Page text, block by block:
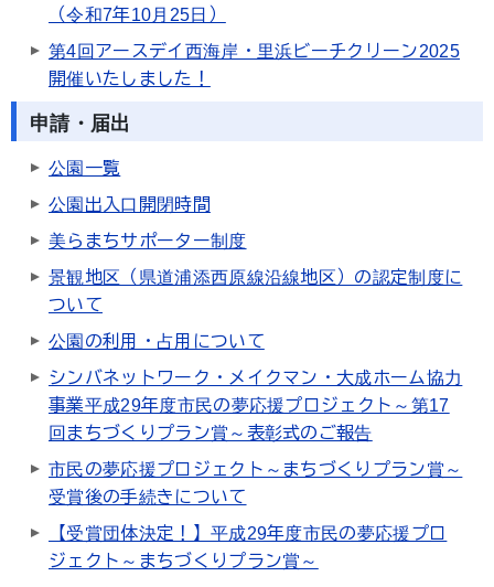
（令和7年10月25日）
第4回アースデイ西海岸・里浜ビーチクリーン2025
開催いたしました！
申請・届出
公園一覧
公園出入口開閉時間
美らまちサポーター制度
景観地区（県道浦添西原線沿線地区）の認定制度に
ついて
公園の利用・占用について
シンバネットワーク・メイクマン・大成ホーム協力
事業平成29年度市民の夢応援プロジェクト～第17
回まちづくりプラン賞～表彰式のご報告
市民の夢応援プロジェクト～まちづくりプラン賞～
受賞後の手続きについて
【受賞団体決定！】平成29年度市民の夢応援プロ
ジェクト～まちづくりプラン賞～